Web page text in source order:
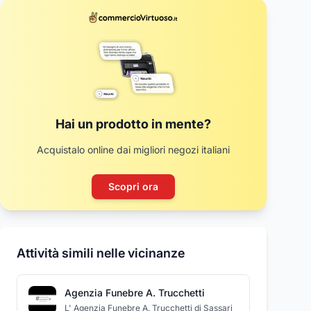
Hai un prodotto in mente?
Acquistalo online dai migliori negozi italiani
Scopri ora
Attività simili nelle vicinanze
Agenzia Funebre A. Trucchetti
L' Agenzia Funebre A. Trucchetti di Sassari